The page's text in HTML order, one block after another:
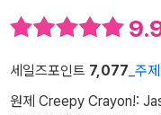
세일즈포인트 7,077 _주
원제 Creepy Crayon!: